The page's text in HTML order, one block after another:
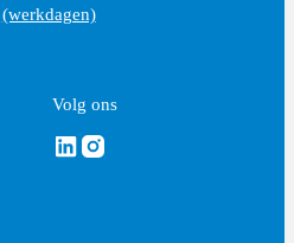
(werkdagen)
Volg ons
Volg ons via Linkedin
Volg ons via Instagram